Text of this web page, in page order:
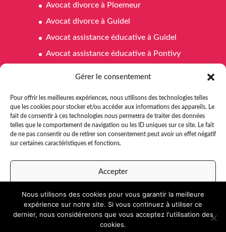
Gérer le consentement
Pour offrir les meilleures expériences, nous utilisons des technologies telles
que les cookies pour stocker et/ou accéder aux informations des appareils. Le
fait de consentir à ces technologies nous permettra de traiter des données
telles que le comportement de navigation ou les ID uniques sur ce site. Le fait
de ne pas consentir ou de retirer son consentement peut avoir un effet négatif
sur certaines caractéristiques et fonctions.
Accepter
Refuser
Voir les préférences
Avocat divorce à Ploemeur
Avocat divorce à Guidel
Avocat assistance éducative à Guidel
Avocat assistance éducative à Pontivy
Avocat affaires familiales à Ploemeur
Avocat affaires familiales à Guidel
Avocat aide juridictionnelle Pontivy
e-Ness,création de site internet
Nous utilisons des cookies pour vous garantir la meilleure
expérience sur notre site. Si vous continuez à utiliser ce
dernier, nous considérerons que vous acceptez l'utilisation des
cookies.